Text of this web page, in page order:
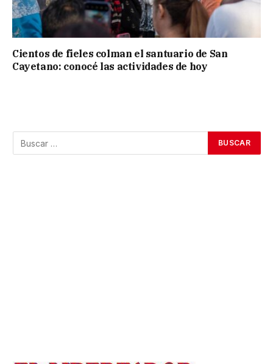
Cientos de fieles colman el santuario de San
Cayetano: conocé las actividades de hoy